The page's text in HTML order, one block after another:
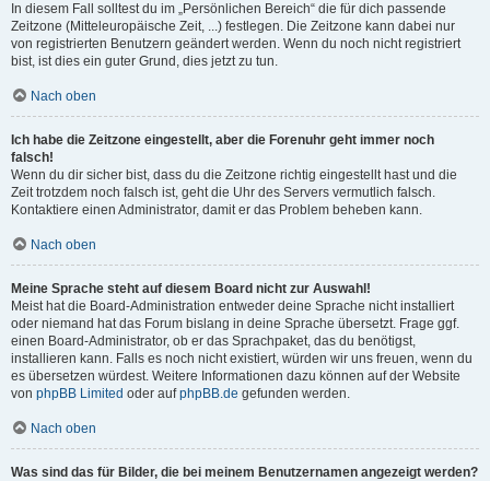
In diesem Fall solltest du im „Persönlichen Bereich“ die für dich passende
Zeitzone (Mitteleuropäische Zeit, ...) festlegen. Die Zeitzone kann dabei nur
von registrierten Benutzern geändert werden. Wenn du noch nicht registriert
bist, ist dies ein guter Grund, dies jetzt zu tun.
Nach oben
Ich habe die Zeitzone eingestellt, aber die Forenuhr geht immer noch
falsch!
Wenn du dir sicher bist, dass du die Zeitzone richtig eingestellt hast und die
Zeit trotzdem noch falsch ist, geht die Uhr des Servers vermutlich falsch.
Kontaktiere einen Administrator, damit er das Problem beheben kann.
Nach oben
Meine Sprache steht auf diesem Board nicht zur Auswahl!
Meist hat die Board-Administration entweder deine Sprache nicht installiert
oder niemand hat das Forum bislang in deine Sprache übersetzt. Frage ggf.
einen Board-Administrator, ob er das Sprachpaket, das du benötigst,
installieren kann. Falls es noch nicht existiert, würden wir uns freuen, wenn du
es übersetzen würdest. Weitere Informationen dazu können auf der Website
von phpBB Limited oder aufphpBB.de gefunden werden.
Nach oben
Was sind das für Bilder, die bei meinem Benutzernamen angezeigt werden?